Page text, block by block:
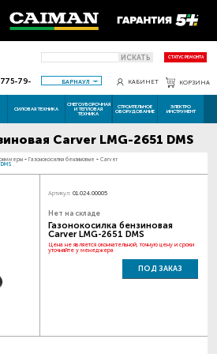
ИСКАТЬ СТАТУС РЕМОНТА
79-
БАРНАУЛ КАБИНЕТ КОРЗИНА
СИЛОВАЯ ТЕХНИКА
СНЕГОУБОРОЧНАЯ
И ТЕПЛОВАЯ
ТЕХНИКА
СТРОИТЕЛЬНОЕ
ОБОРУДОВАНИЕ
ЭЛЕКТРО
ИНСТРУМЕНТ
Carver LMG-2651 DMS
- Газонокосилки бензиновые - Carver
Артикул: 01.024.00005
Нет на складе
Газонокосилка бензиновая
Carver LMG-2651 DMS
Цена не является окончательной, точную цену и сроки
уточняйте у менеджера
ПОД ЗАКАЗ